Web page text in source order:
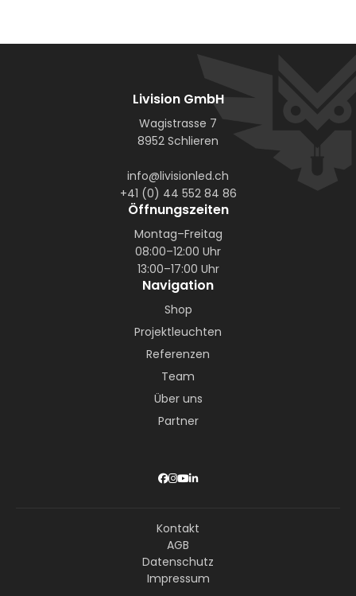
Livision GmbH
Wagistrasse 7
8952 Schlieren
info@livisionled.ch
+41 (0) 44 552 84 86
Öffnungszeiten
Montag–Freitag
08:00–12:00 Uhr
13:00–17:00 Uhr
Navigation
Shop
Projektleuchten
Referenzen
Team
Über uns
Partner
Kontakt
AGB
Datenschutz
Impressum